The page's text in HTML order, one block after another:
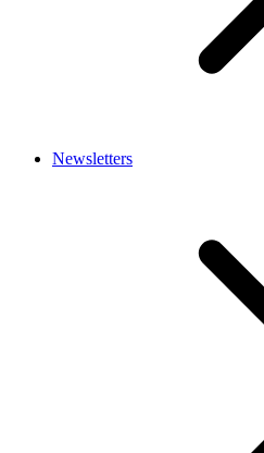
Newsletters